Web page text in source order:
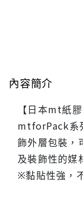
內容簡介
【日本mt紙
mtforPack系
飾外層包裝，
及裝飾性的媒
※黏貼性強，